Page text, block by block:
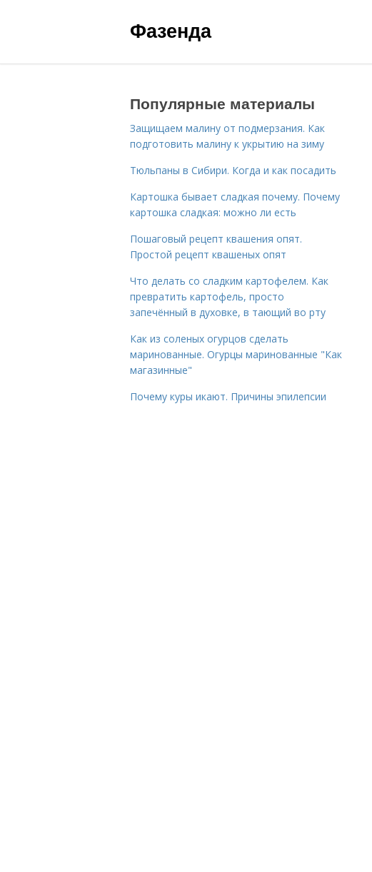
Фазенда
Популярные материалы
Защищаем малину от подмерзания. Как
подготовить малину к укрытию на зиму
Тюльпаны в Сибири. Когда и как посадить
Картошка бывает сладкая почему. Почему
картошка сладкая: можно ли есть
Пошаговый рецепт квашения опят.
Простой рецепт квашеных опят
Что делать со сладким картофелем. Как
превратить картофель, просто
запечённый в духовке, в тающий во рту
Как из соленых огурцов сделать
маринованные. Огурцы маринованные "Как
магазинные"
Почему куры икают. Причины эпилепсии